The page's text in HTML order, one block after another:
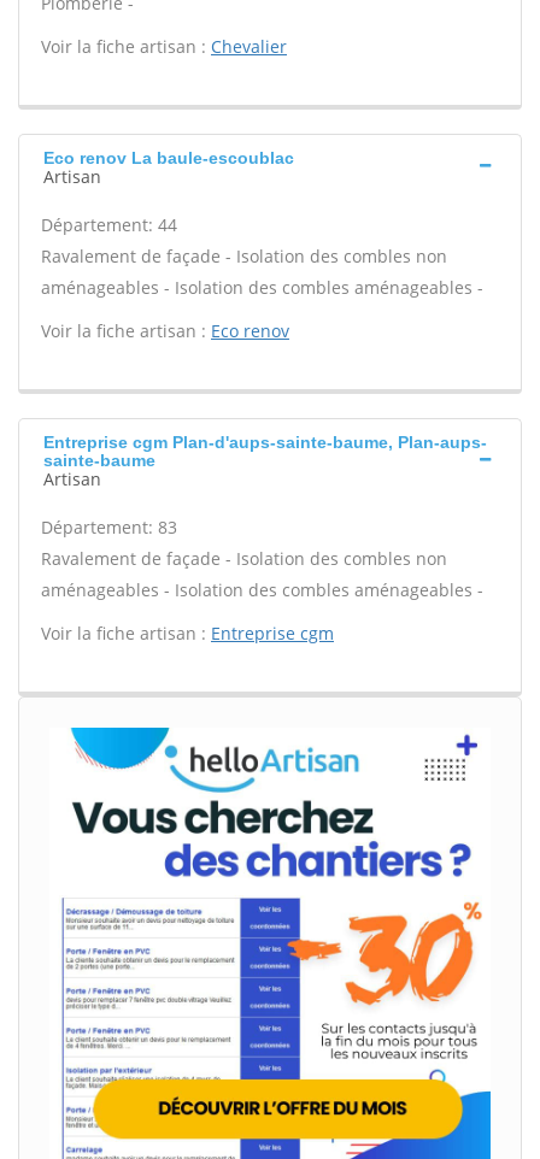
Voir la fiche artisan : Chevalier
Eco renov La baule-escoublac
Artisan
Département: 44
Ravalement de façade - Isolation des combles non
aménageables - Isolation des combles aménageables -
Voir la fiche artisan : Eco renov
Entreprise cgm Plan-d'aups-sainte-baume, Plan-aups-
sainte-baume
Artisan
Département: 83
Ravalement de façade - Isolation des combles non
aménageables - Isolation des combles aménageables -
Voir la fiche artisan : Entreprise cgm